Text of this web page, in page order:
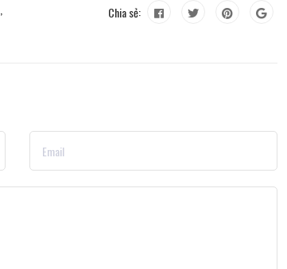
,
Chia sẻ: